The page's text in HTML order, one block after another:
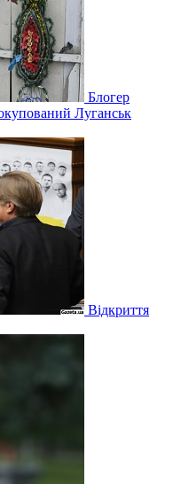
Блогер
Луганськ
Відкриття